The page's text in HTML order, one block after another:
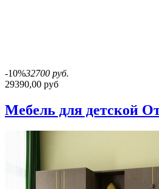
-10%32700 руб.
29390,00 руб
Мебель для детской